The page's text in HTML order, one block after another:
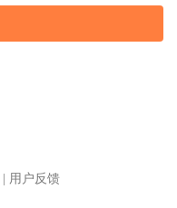
用户反馈